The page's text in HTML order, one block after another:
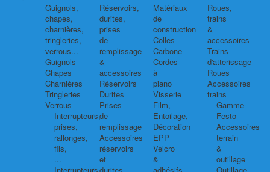
Guignols,
chapes,
charnières,
tringleries,
verrous...
Guignols
Chapes
Charnières
Tringleries
Verrous
Interrupteurs,
prises,
rallonges,
fils,
...
Interrupteurs
Réservoirs,
durites,
prises
de
remplissage
&
accessoires
Réservoirs
Durites
Prises
de
remplissage
Accessoires
réservoirs
et
durites
Matériaux
de
construction
Colles
Carbone
Cordes
à
piano
Visserie
Film,
Entoilage,
Décoration
EPP
Velcro
&
adhésifs
Roues,
trains
&
accessoires
Trains
d'atterissage
Roues
Accessoires
trains
Gamme
Festo
Accessoires
terrain
&
outillage
Outillage